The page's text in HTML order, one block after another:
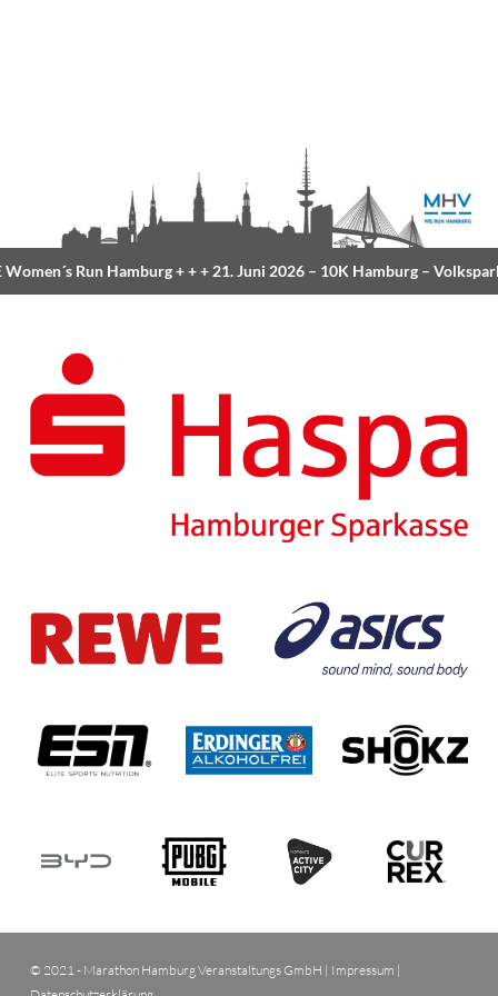
Run Hamburg+ + +21. Juni 2026 –10K Hamburg–
© 2021 - Marathon Hamburg Veranstaltungs GmbH | Impressum |